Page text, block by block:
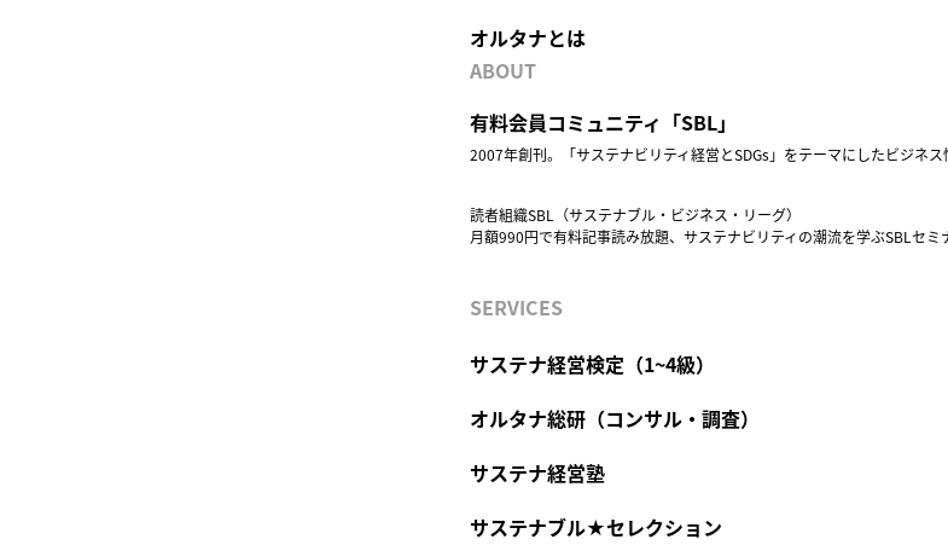
オルタナとは
ABOUT
有料会員コミュニティ「SBL」
2007年創刊。「サステナビリティ経営とSDGs」をテーマにしたビジネス
読者組織SBL（サステナブル・ビジネス・リーグ）
月額990円で有料記事読み放題、サステナビリティの潮流を学ぶSBLセ
SERVICES
サステナ経営検定（1~4級）
オルタナ総研（コンサル・調査）
サステナ経営塾
サステナブル★セレクション